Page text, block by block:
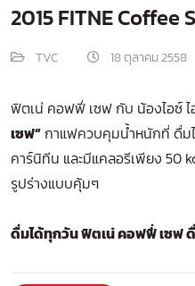
2015 FITNE Coffee
TVC 18 ตุลาคม 2558
ฟิตเน่ คอฟฟี่ เซฟ กับ น้องไอซ์ ไ
เซฟ”กาแฟควบคุมน้ำหนักที่ ดื่ม
คาร์นิทีน และมีแคลอรีเพียง 50
รูปร่างแบบคุ้มๆ
ดื่มได้ทุกวัน ฟิตเน่ คอฟฟี่ เซฟ